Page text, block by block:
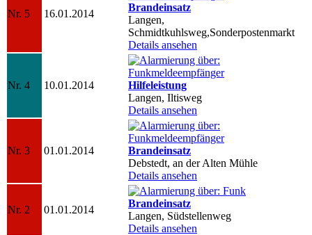
Nr. 5 16.01.2014
Brandeinsatz
Langen,
Schmidtkuhlsweg,Sonderpostenmarkt
Details ansehen
Nr. 4 10.01.2014
Hilfeleistung
Langen, Iltisweg
Details ansehen
Nr. 3 01.01.2014
Brandeinsatz
Debstedt, an der Alten Mühle
Details ansehen
Nr. 2 01.01.2014
Brandeinsatz
Langen, Südstellenweg
Details ansehen